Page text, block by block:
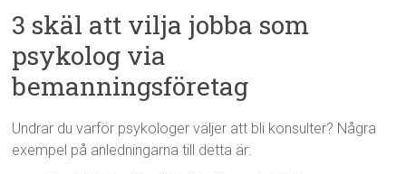
3 skäl att vilja jobba som
psykolog via
bemanningsföretag
Undrar du varför psykologer väljer att bli konsulter? Några
exempel på anledningarna till detta är: